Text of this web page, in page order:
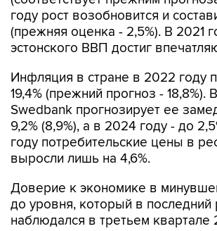
году рост возобновится и
(прежняя оценка - 2,5%). В 2021
эстонского ВВП достиг
Инфляция в стране в 2022 году
19,4% (прежний прогноз - 18,8%).
Swedbank прогнозирует ее
9,2% (8,9%), а в 2024 году - до
году потребительские цены в
выросли лишь на 4,6%.
Доверие к экономике в
до уровня, который в последний
наблюдался в третьем квартале